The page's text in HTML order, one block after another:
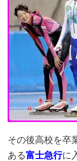
その後高校を卒
ある富士急行に